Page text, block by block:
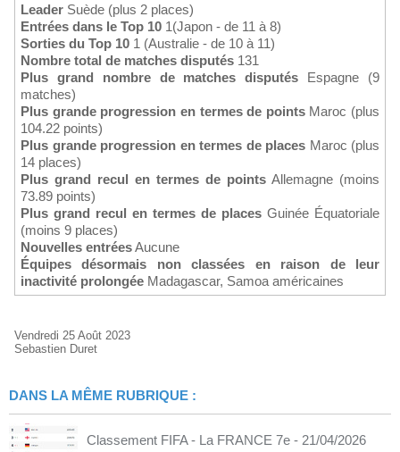
Leader Suède (plus 2 places)
Entrées dans le Top 10 1(Japon - de 11 à 8)
Sorties du Top 10 1 (Australie - de 10 à 11)
Nombre total de matches disputés 131
Plus grand nombre de matches disputés Espagne (9
matches)
Plus grande progression en termes de points Maroc (plus
104.22 points)
Plus grande progression en termes de places Maroc (plus
14 places)
Plus grand recul en termes de points Allemagne (moins
73.89 points)
Plus grand recul en termes de places Guinée Équatoriale
(moins 9 places)
Nouvelles entréesAucune
Équipes désormais non classées en raison de leur
inactivité prolongée Madagascar, Samoa américaines
Vendredi 25 Août 2023
Sebastien Duret
DANS LA MÊME RUBRIQUE :
Classement FIFA - La FRANCE 7e - 21/04/2026